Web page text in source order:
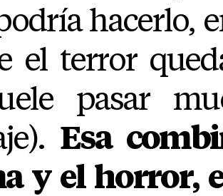
hacerlo,
el terror
pasar
Esa
y el horror,